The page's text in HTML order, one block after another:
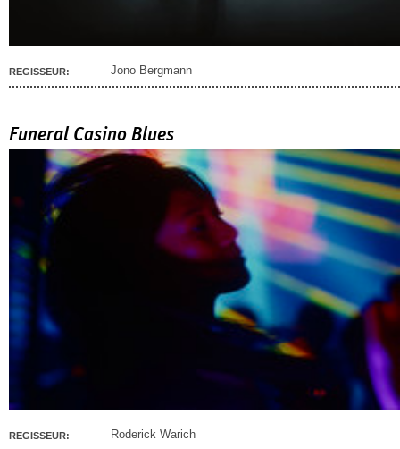
REGISSEUR: Jono Bergmann
Funeral Casino Blues
REGISSEUR:
Roderick Warich